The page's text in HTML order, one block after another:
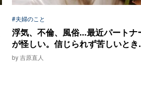
#夫婦のこと
浮気、不倫、風俗…最近パートナ
が怪しい。信じられず苦しいとき
by 吉原直人